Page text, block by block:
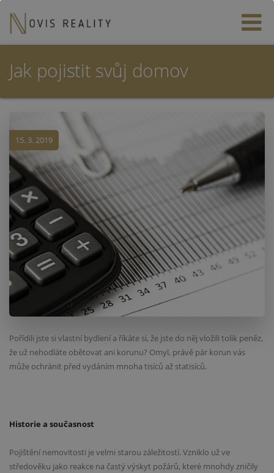
Jak pojistit svůj domov
15. 3. 2019
Pořídili jste si vlastní bydlení a říkáte si, že jste do něj vložili tolik peněz,
že už nehodláte obětovat ani korunu? Omyl, právě pár korun vás
může ochránit před vydáním mnoha tisíců až statisíců.
Historie a současnost
Pojištění nemovitosti je velmi starou záležitostí. Vzniklo už ve
středověku jako reakce na častý výskyt požárů, které mnohdy zničily